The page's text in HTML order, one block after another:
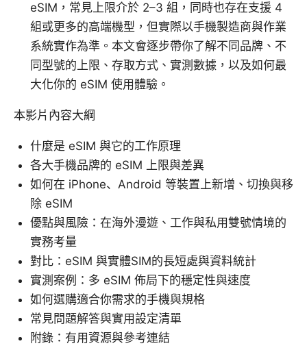
eSIM，常見上限介於 2–3 組，同時也存在支援 4
組或更多的高端機型，但實際以手機製造商與作業
系統實作為準。本文會逐步帶你了解不同品牌、不
同型號的上限、存取方式、實測數據，以及如何最
大化你的 eSIM 使用體驗。
本影片內容大綱
什麼是 eSIM 與它的工作原理
各大手機品牌的 eSIM 上限與差異
如何在 iPhone、Android 等裝置上新增、切換與移
除 eSIM
優點與風險：在海外漫遊、工作與私用雙號情境的
實務考量
對比：eSIM 與實體SIM的長短處與資料統計
實測案例：多 eSIM 佈局下的穩定性與速度
如何選購適合你需求的手機與規格
常見問題解答與實用設定清單
附錄：有用資源與參考連結